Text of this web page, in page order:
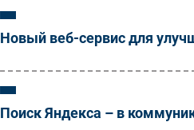
Новый веб-сервис для
Поиск Яндекса – в